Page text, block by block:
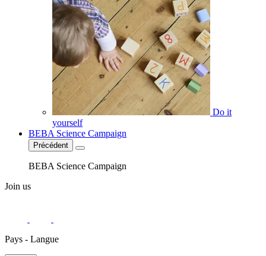
Do it
yourself
BEBA Science Campaign
Précédent
BEBA Science Campaign
Join us
Pays - Langue